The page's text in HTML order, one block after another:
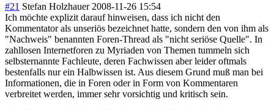
#21 Stefan Holzhauer 2008-11-26 15:54
Ich möchte explizit darauf hinweisen, dass ich nicht den
Kommentator als unseriös bezeichnet hatte, sondern den von ihm als
"Nachweis" benannten Foren-Thread als "nicht seriöse Quelle". In
zahllosen Internetforen zu Myriaden von Themen tummeln sich
selbsternannte Fachleute, deren Fachwissen aber leider oftmals
bestenfalls nur ein Halbwissen ist. Aus diesem Grund muß man bei
Informationen, die in Foren oder in Form von Kommentaren
verbreitet werden, immer sehr vorsichtig und kritisch sein.